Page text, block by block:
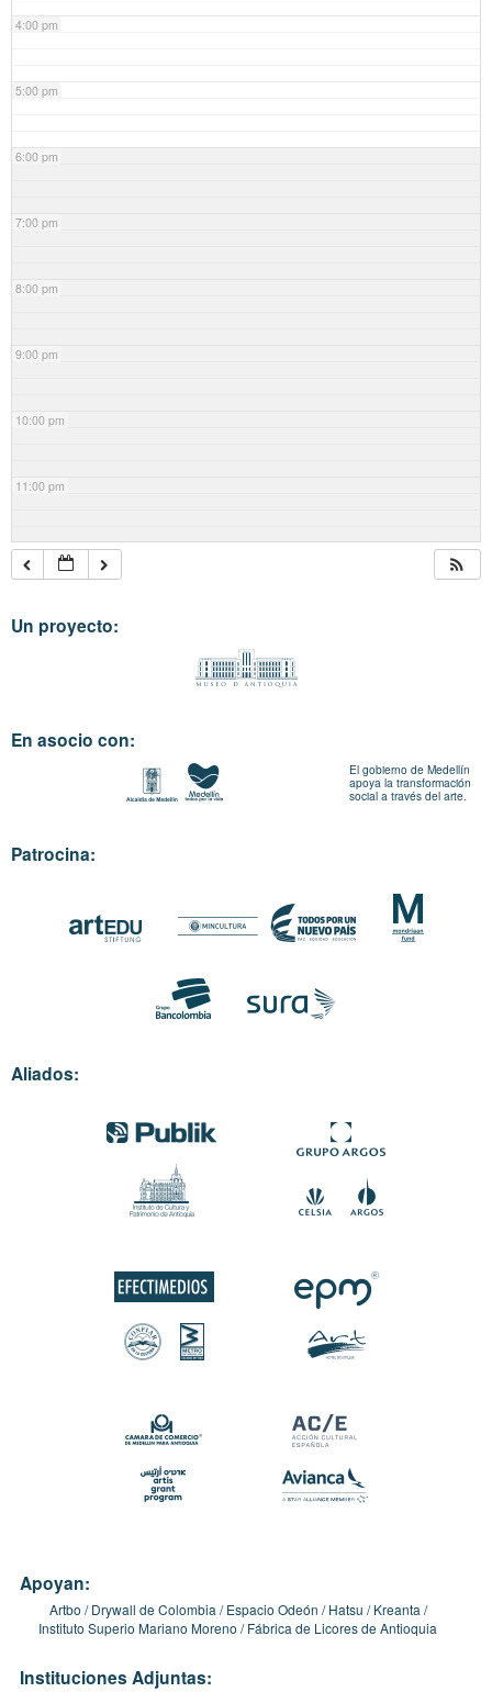
4:00 pm
5:00 pm
6:00 pm
7:00 pm
8:00 pm
9:00 pm
10:00 pm
11:00 pm
Un proyecto:
En asocio con:
El gobierno de Medellín
apoya la transformación
social a través del arte.
Patrocina:
Aliados:
Apoyan:
Artbo Drywall de Colombia Espacio Odeón Hatsu
Kreanta
Instituto Superio Mariano Moreno
Fábrica de Licores de Antioquia
Instituciones Adjuntas: